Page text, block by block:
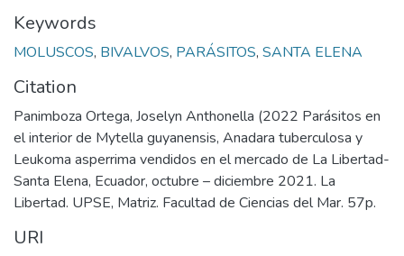
Keywords
MOLUSCOS, BIVALVOS, PARÁSITOS, SANTA ELENA
Citation
Panimboza Ortega, Joselyn Anthonella (2022 Parásitos en
el interior de Mytella guyanensis, Anadara tuberculosa y
Leukoma asperrima vendidos en el mercado de La Libertad-
Santa Elena, Ecuador, octubre – diciembre 2021. La
Libertad. UPSE, Matriz. Facultad de Ciencias del Mar. 57p.
URI